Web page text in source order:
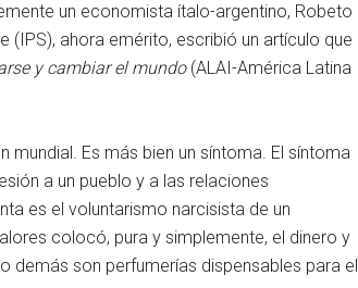
un economista ítalo-argentino, Robeto
(IPS), ahora emérito, escribió un artículo que
y cambiar el mundo(ALAI-América Latina
mundial. Es más bien un síntoma. El síntoma
a un pueblo y a las relaciones
es el voluntarismo narcisista de un
colocó, pura y simplemente, el dinero y
demás son perfumerías dispensables para el